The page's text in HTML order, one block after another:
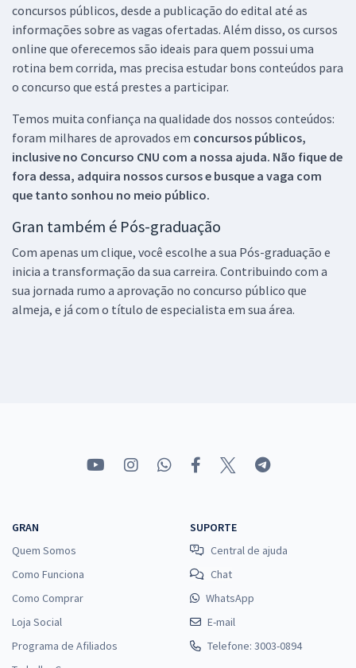
concursos públicos, desde a publicação do edital até as
informações sobre as vagas ofertadas. Além disso, os cursos
online que oferecemos são ideais para quem possui uma
rotina bem corrida, mas precisa estudar bons conteúdos para
o concurso que está prestes a participar.
Temos muita confiança na qualidade dos nossos conteúdos:
foram milhares de aprovados em concursos públicos,
inclusive no Concurso CNU com a nossa ajuda. Não fique de
fora dessa, adquira nossos cursos e busque a vaga com
que tanto sonhou no meio público.
Gran também é Pós-graduação
Com apenas um clique, você escolhe a sua Pós-graduação e
inicia a transformação da sua carreira. Contribuindo com a
sua jornada rumo a aprovação no concurso público que
almeja, e já com o título de especialista em sua área.
GRAN
Quem Somos
Como Funciona
Como Comprar
Loja Social
Programa de Afiliados
SUPORTE
Central de ajuda
Chat
WhatsApp
E-mail
Telefone: 3003-0894